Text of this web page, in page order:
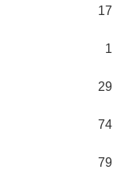
17
1
29
74
79